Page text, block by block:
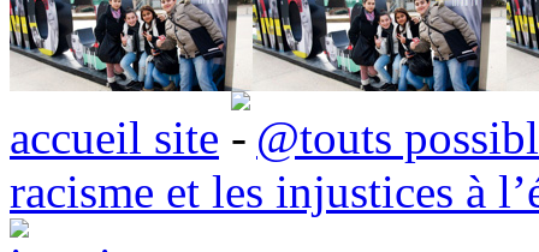
accueil site
@touts
racisme et les injustices à